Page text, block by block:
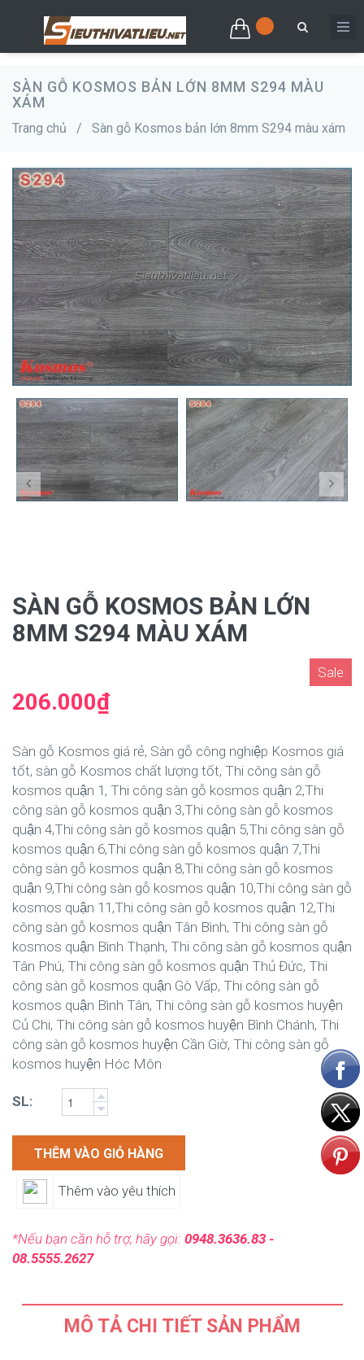
SÀN GỖ KOSMOS BẢN LỚN 8MM S294 MÀU
XÁM
Trang chủ / Sàn gỗ Kosmos bản lớn 8mm S294 màu xám
SÀN GỖ KOSMOS BẢN LỚN
8MM S294 MÀU XÁM
Sale
206.000₫
Sàn gỗ Kosmos giá rẻ, Sàn gỗ công nghiệp Kosmos giá
tốt, sàn gỗ Kosmos chất lượng tốt, Thi công sàn gỗ
kosmos quận 1, Thi công sàn gỗ kosmos quận 2,Thi
công sàn gỗ kosmos quận 3,Thi công sàn gỗ kosmos
quận 4,Thi công sàn gỗ kosmos quận 5,Thi công sàn gỗ
kosmos quận 6,Thi công sàn gỗ kosmos quận 7,Thi
công sàn gỗ kosmos quận 8,Thi công sàn gỗ kosmos
quận 9,Thi công sàn gỗ kosmos quận 10,Thi công sàn gỗ
kosmos quận 11,Thi công sàn gỗ kosmos quận 12,Thi
công sàn gỗ kosmos quận Tân Bình, Thi công sàn gỗ
kosmos quận Bình Thạnh, Thi công sàn gỗ kosmos quận
Tân Phú, Thi công sàn gỗ kosmos quận Thủ Đức, Thi
công sàn gỗ kosmos quận Gò Vấp, Thi công sàn gỗ
kosmos quận Bình Tân, Thi công sàn gỗ kosmos huyện
Củ Chi, Thi công sàn gỗ kosmos huyện Bình Chánh, Thi
công sàn gỗ kosmos huyện Cần Giờ, Thi công sàn gỗ
kosmos huyện Hóc Môn
SL:
THÊM VÀO GIỎ HÀNG
Thêm vào yêu thích
*Nếu bạn cần hỗ trợ, hãy gọi: 0948.3636.83 -
08.5555.2627
MÔ TẢ CHI TIẾT SẢN PHẨM